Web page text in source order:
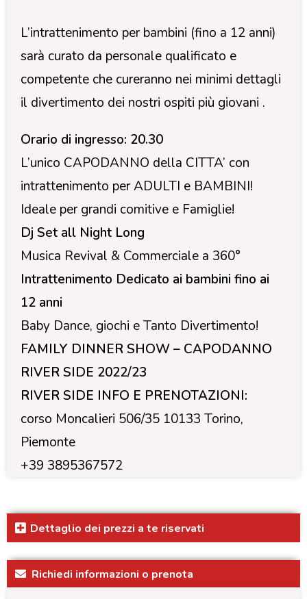
L’intrattenimento per bambini (fino a 12 anni)
sarà curato da personale qualificato e
competente che cureranno nei minimi dettagli
il divertimento dei nostri ospiti più giovani .
Orario di ingresso: 20.30
L’unico CAPODANNO della CITTA’ con
intrattenimento per ADULTI e BAMBINI!
Ideale per grandi comitive e Famiglie!
Dj Set all Night Long
Musica Revival & Commerciale a 360°
Intrattenimento Dedicato ai bambini fino ai
12 anni
Baby Dance, giochi e Tanto Divertimento!
FAMILY DINNER SHOW – CAPODANNO
RIVER SIDE 2022/23
RIVER SIDE INFO E PRENOTAZIONI:
corso Moncalieri 506/35 10133 Torino,
Piemonte
+39 3895367572
Dettaglio dei prezzi a te riservati
Richiedi informazioni o prenota